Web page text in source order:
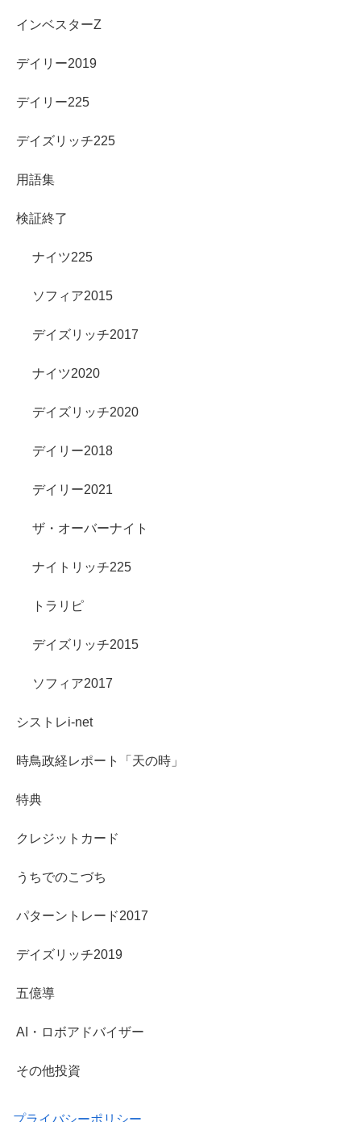
インベスターZ
デイリー2019
デイリー225
デイズリッチ225
用語集
検証終了
ナイツ225
ソフィア2015
デイズリッチ2017
ナイツ2020
デイズリッチ2020
デイリー2018
デイリー2021
ザ・オーバーナイト
ナイトリッチ225
トラリピ
デイズリッチ2015
ソフィア2017
シストレi-net
時鳥政経レポート「天の時」
特典
クレジットカード
うちでのこづち
パターントレード2017
デイズリッチ2019
五億導
AI・ロボアドバイザー
その他投資